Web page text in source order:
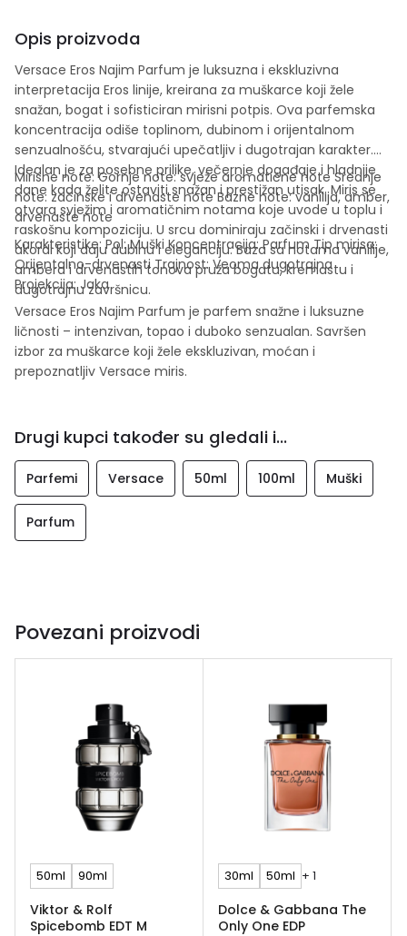
Opis proizvoda
Versace Eros Najim Parfum je luksuzna i ekskluzivna
interpretacija Eros linije, kreirana za muškarce koji žele
snažan, bogat i sofisticiran mirisni potpis. Ova parfemska
koncentracija odiše toplinom, dubinom i orijentalnom
senzualnošću, stvarajući upečatljiv i dugotrajan karakter.
Idealan je za posebne prilike, večernje događaje i hladnije
dane kada želite ostaviti snažan i prestižan utisak. Miris se
otvara svježim i aromatičnim notama koje uvode u toplu i
raskošnu kompoziciju. U srcu dominiraju začinski i drvenasti
akordi koji daju dubinu i eleganciju. Baza sa notama vanilije,
ambera i drvenastih tonova pruža bogatu, kremastu i
dugotrajnu završnicu.
Mirisne note: Gornje note: svježe aromatične note Srednje
note: začinske i drvenaste note Bazne note: vanilija, amber,
drvenaste note
Karakteristike: Pol: Muški Koncentracija: Parfum Tip mirisa:
Orijentalno-drvenasti Trajnost: Veoma dugotrajna
Projekcija: Jaka
Versace Eros Najim Parfum je parfem snažne i luksuzne
ličnosti – intenzivan, topao i duboko senzualan. Savršen
izbor za muškarce koji žele ekskluzivan, moćan i
prepoznatljiv Versace miris.
Drugi kupci također su gledali i...
Parfemi Versace 50ml 100ml Muški
Parfum
Povezani proizvodi
50ml 90ml
Viktor & Rolf
Spicebomb EDT M
30ml 50ml + 1
Dolce & Gabbana The
Only One EDP